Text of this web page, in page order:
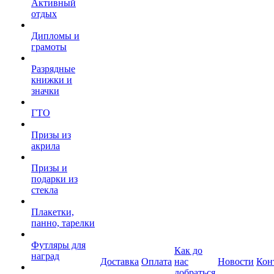
Активный
отдых
Дипломы и
грамоты
Разрядные
книжки и
значки
ГТО
Призы из
акрила
Призы и
подарки из
стекла
Плакетки,
панно, тарелки
Футляры для
наград
Доставка Оплата
Как до
нас
Новости